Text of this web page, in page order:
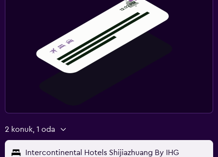
2 konuk, 1 oda
Intercontinental Hotels Shijiazhuang By IHG